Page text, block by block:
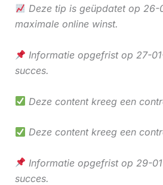
Deze tip is geüpdatet op 26-
maximale online winst.
Informatie opgefrist op 27-
succes.
Deze content kreeg een
Deze content kreeg een
Informatie opgefrist op 29-
succes.